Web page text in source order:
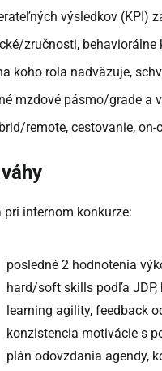
výsledkov (KPI)
zručnosti, behaviorálne
koho rola nadväzuje,
mzdové pásmo/grade a
remote, cestovanie, on-
internom konkurze:
posledné 2 hodnotenia
hard/soft skills podľa JDP,
learning agility, feedback
konzistencia motivácie s
plán odovzdania agendy,